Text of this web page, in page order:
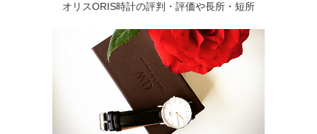
オリスORIS時計の評判・評価や長所・短所